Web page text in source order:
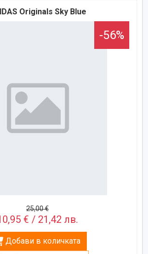
Оriginals Sky Blue
-56%
25,00 €
€ / 21,42 лв.
Добави в количката